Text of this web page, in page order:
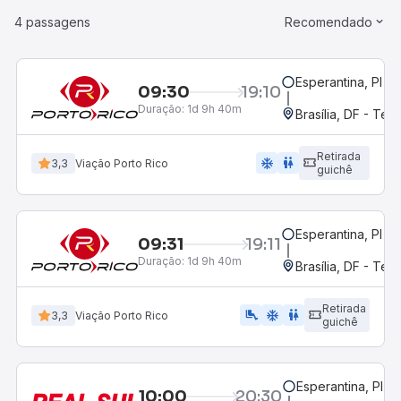
4 passagens Recomendado
09:30 19:10
Duração: 1d 9h 40m
Esperantina, PI
Brasília, DF -
3,3 Viação Porto Rico ac_unit wc
Retirada
guichê
09:31 19:11
Duração: 1d 9h 40m
Esperantina, PI
Brasília, DF -
3,3 Viação Porto Rico airline_seat_legroom_extra ac_unit wc
Retirada
guichê
10:00 20:30 Esperantina, PI